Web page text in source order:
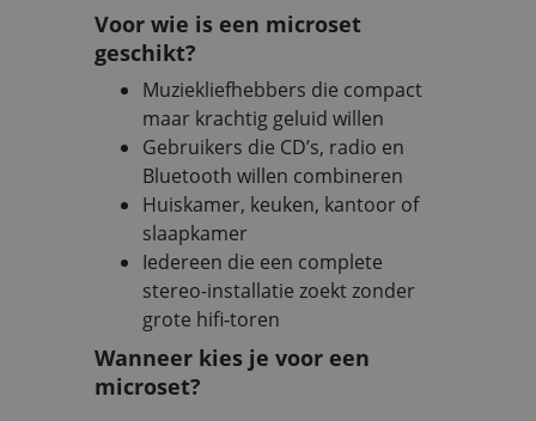
Voor wie is een microset
geschikt?
Muziekliefhebbers die compact
maar krachtig geluid willen
Gebruikers die CD’s, radio en
Bluetooth willen combineren
Huiskamer, keuken, kantoor of
slaapkamer
Iedereen die een complete
stereo-installatie zoekt zonder
grote hifi‑toren
Wanneer kies je voor een
microset?